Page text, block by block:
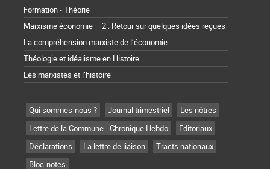
Formation - Théorie
Marxisme économie – 2 : Retour sur quelques idées reçues
La compréhension marxiste de l’économie
Théologie et idéalisme en Histoire
Les marxistes et l’histoire
Qui sommes-nous ? Journal trimestriel
Les nôtres
Lettre de la Commune - Chronique Hebdo
Editoriaux
Déclarations
La lettre de liaison
Tracts nationaux
Bloc-notes